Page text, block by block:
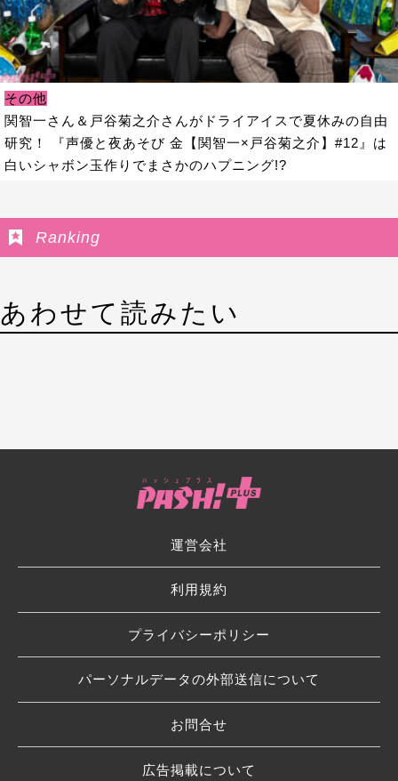
その他
関智一さん＆戸谷菊之介さんがドライアイスで夏休みの自由
研究！ 『声優と夜あそび 金【関智一×戸谷菊之介】#12』は
白いシャボン玉作りでまさかのハプニング!?
Ranking
あわせて読みたい
運営会社
利用規約
プライバシーポリシー
パーソナルデータの外部送信について
お問合せ
広告掲載について